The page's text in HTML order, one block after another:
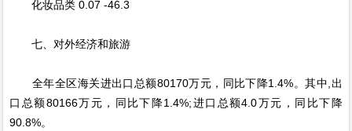
化妆品类 0.07 -46.3
七、对外经济和旅游
全年全区海关进出口总额80170万元，同比下降1.4%。其中,出
口总额80166万元，同比下降1.4%;进口总额4.0万元，同比下降
90.8%。